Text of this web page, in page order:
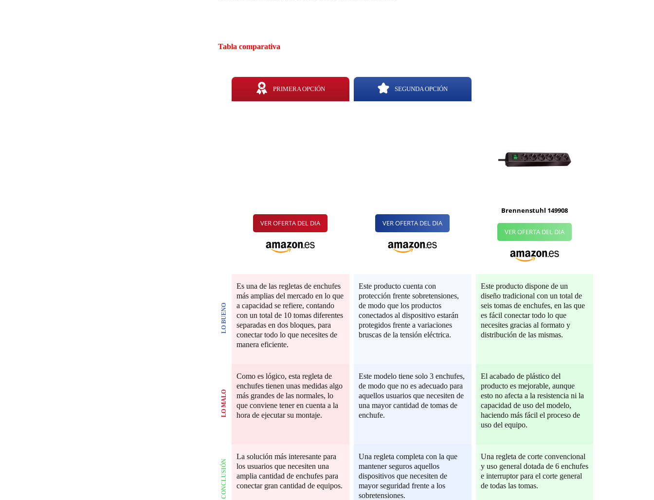
Tabla comparativa
LO BUENO
LO MALO
CONCLUSIÓN
PRIMERA OPCIÓN
VER OFERTA DEL DIA
Es una de las regletas de enchufes
más amplias del mercado en lo que
a capacidad se refiere, contando
con un total de 10 tomas diferentes
separadas en dos bloques, para
conectar todo lo que necesites de
manera eficiente.
Como es lógico, esta regleta de
enchufes tienen unas medidas algo
más grandes de las normales, lo
que conviene tener en cuenta a la
hora de ejecutar su montaje.
La solución más interesante para
los usuarios que necesiten una
amplia cantidad de enchufes para
conectar gran cantidad de equipos.
SEGUNDA OPCIÓN
VER OFERTA DEL DIA
Este producto cuenta con
protección frente sobretensiones,
de modo que los productos
conectados al dispositivo estarán
protegidos frente a variaciones
bruscas de la tensión eléctrica.
Este modelo tiene solo 3 enchufes,
de modo que no es adecuado para
aquellos usuarios que necesiten de
una mayor cantidad de tomas de
enchufe.
Una regleta completa con la que
mantener seguros aquellos
dispositivos que necesiten de
mayor seguridad frente a los
sobretensiones.
Brennenstuhl 149908
VER OFERTA DEL DIA
Este producto dispone de un
diseño tradicional con un total de
seis tomas de enchufes, en las que
es fácil conectar todo lo que
necesites gracias al formato y
distribución de las mismas.
El acabado de plástico del
producto es mejorable, aunque
esto no afecta a la resistencia ni la
capacidad de uso del modelo,
haciendo más fácil el proceso de
uso del equipo.
Una regleta de corte convencional
y uso general dotada de 6 enchufes
e interruptor para el corte general
de todas las tomas.